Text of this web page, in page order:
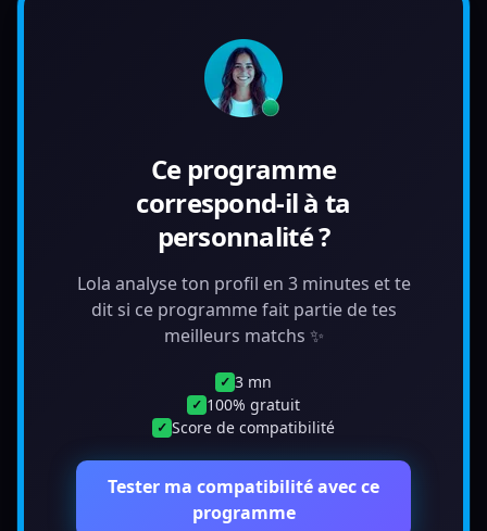
Ce programme
correspond-il à ta
personnalité ?
Lola analyse ton profil en 3 minutes et te
dit si ce programme fait partie de tes
meilleurs matchs ✨
✓ 3 mn
✓ 100% gratuit
✓ Score de compatibilité
Tester ma compatibilité avec ce
programme